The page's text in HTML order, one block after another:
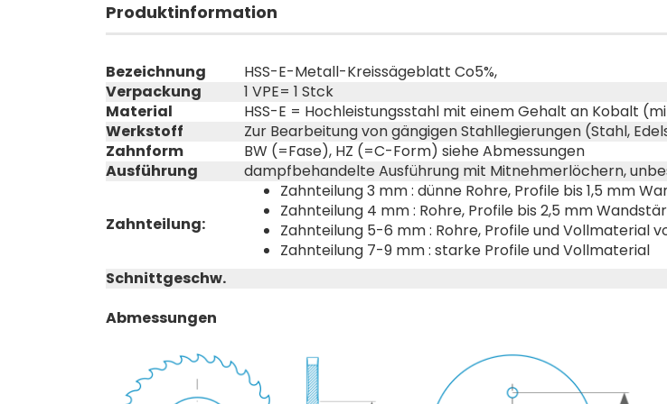
Produktinformation
Bezeichnung
HSS-E-Metall-Kreissägeblatt Co5%,
Verpackung
1 VPE= 1 Stck
Material
HSS-E = Hochleistungsstahl mit einem Gehalt an Kobalt
Werkstoff
Zur Bearbeitung von gängigen Stahllegierungen (Stahl,
Zahnform
BW (=Fase), HZ (=C-Form) siehe Abmessungen
Ausführung
dampfbehandelte Ausführung mit Mitnehmerlöchern,
Zahnteilung:
Zahnteilung 3 mm : dünne Rohre, Profile bis 1,5 mm
Zahnteilung 4 mm : Rohre, Profile bis 2,5 mm
Zahnteilung 5-6 mm : Rohre, Profile und Vollmaterial
Zahnteilung 7-9 mm : starke Profile und Vollmaterial
Schnittgeschw.
Abmessungen